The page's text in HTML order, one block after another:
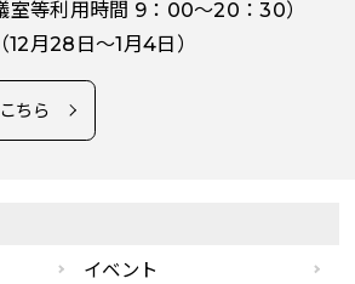
等利用時間 9：00～20：30）
月28日～1月4日）
ちら
イベント